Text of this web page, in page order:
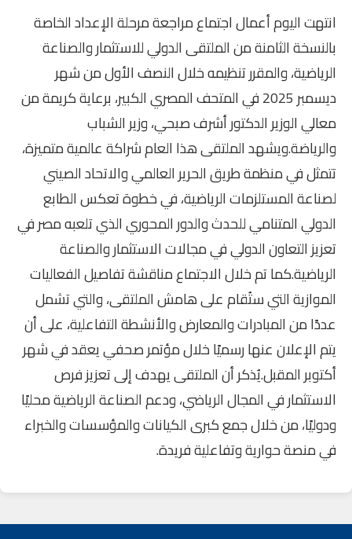
انتهت اليوم أعمال اجتماع مراجعة مرحلة الإعداد الخاصة
بالنسخة الثامنة من الملتقى الدولي للاستثمار والصناعة
الرياضية، والمقرر تنظيمه خلال النصف الأول من شهر
ديسمبر 2025 في المتحف المصري الكبير، برعاية كريمة من
معالي الوزير الدكتور أشرف صبحي، وزير الشباب
والرياضة.ويشهد الملتقى هذا العام شراكة عالمية متميزة،
تتمثل في منظمة طريق الحرير العالمي والاتحاد الصيني
لصناعة المستلزمات الرياضية، في خطوة تعكس الطابع
الدولي المتنامي للحدث والدور المحوري الذي تلعبه مصر في
تعزيز التعاون الدولي في مجالات الاستثمار والصناعة
الرياضية.كما تم خلال الاجتماع مناقشة تفاصيل الفعاليات
الموازية التي ستُقام على هامش الملتقى، والتي تشمل
عددًا من المبادرات والمعارض والأنشطة التفاعلية، على أن
يتم الإعلان عنها رسميًا خلال مؤتمر صحفي يعقد في شهر
أكتوبر المقبل.يُذكر أن الملتقى يهدف إلى تعزيز فرص
الاستثمار في المجال الرياضي، ودعم الصناعة الرياضية محليًا
ودوليًا، من خلال جمع كبرى الكيانات والمؤسسات والخبراء
في منصة حوارية وتفاعلية فريدة.